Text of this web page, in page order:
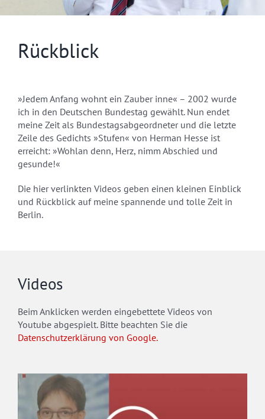
Rückblick
»Jedem Anfang wohnt ein Zauber inne« – 2002 wurde
ich in den Deutschen Bundestag gewählt. Nun endet
meine Zeit als Bundestagsabgeordneter und die letzte
Zeile des Gedichts »Stufen« von Herman Hesse ist
erreicht: »Wohlan denn, Herz, nimm Abschied und
gesunde!«
Die hier verlinkten Videos geben einen kleinen Einblick
und Rückblick auf meine spannende und tolle Zeit in
Berlin.
Videos
Beim Anklicken werden eingebettete Videos von
Youtube abgespielt. Bitte beachten Sie die
Datenschutzerklärung von Google.